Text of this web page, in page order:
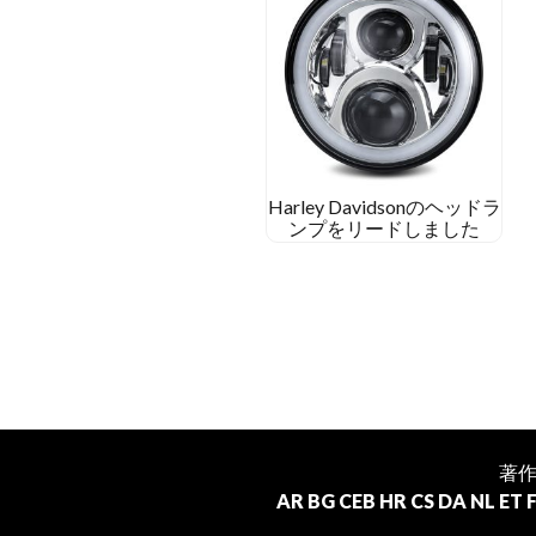
Harley Davidsonのヘッドラ
ンプをリードしました
著
AR BG CEB HR CS DA NL ET